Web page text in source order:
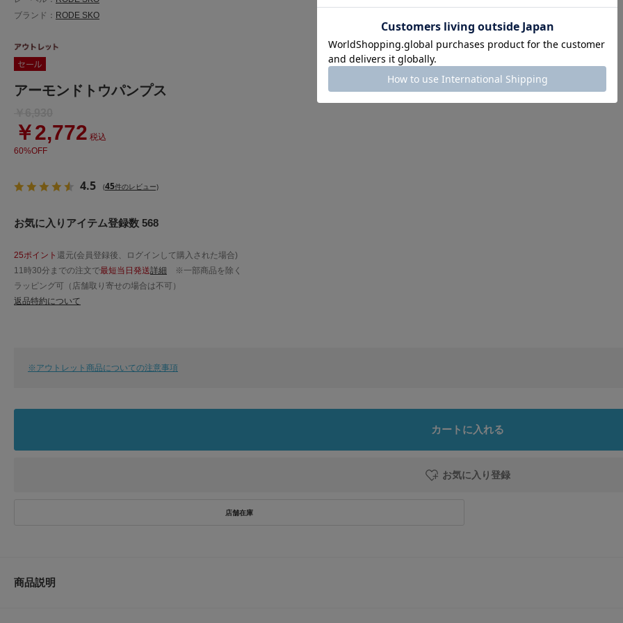
ブランド： RODE SKO
アーモンドトウパンプス
￥2,772 税込
60%OFF
4.5 (45件のレビュー)
お気に入りアイテム登録数 568
25ポイント 還元(会員登録後、ログインして購入された場合)
11時30分までの注文で最短当日発送詳細 ※一部商品を除く
ラッピング可（店舗取り寄せの場合は不可）
返品特約について
※アウトレット商品についての注意事項
カートに入れる
お気に入り登録
商品説明